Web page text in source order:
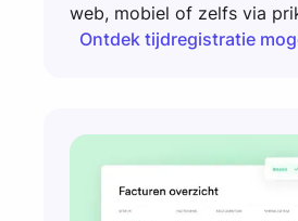
web, mobiel of zelfs via
Ontdek tijdregistratie
Ontdek tijdregistratie